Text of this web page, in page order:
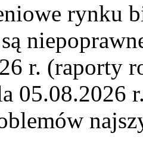
rynku
r. (raporty
05.08.2026